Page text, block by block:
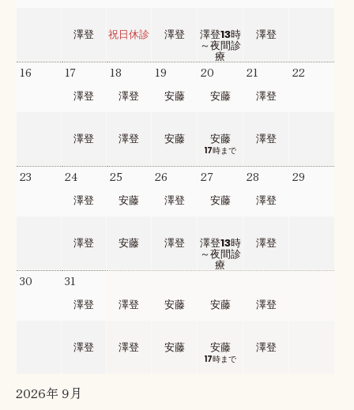
澤登 祝日休診 澤登 澤登13時
～夜間診
療
澤登
16 17 18 19 20 21 22
澤登 澤登 安藤 安藤 澤登
澤登 澤登 安藤 安藤
17時まで
澤登
23 24 25 26 27 28 29
澤登 安藤 澤登 安藤 澤登
澤登 安藤 澤登 澤登13時
～夜間診
療
澤登
30 31
澤登 澤登 安藤 安藤 澤登
澤登 澤登 安藤 安藤
17時まで
澤登
2026年 9月